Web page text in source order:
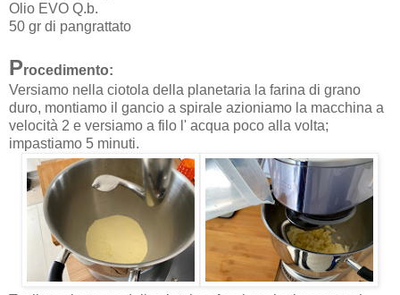
Olio EVO Q.b.
50 gr di pangrattato
Procedimento:
Versiamo nella ciotola della planetaria la farina di grano
duro, montiamo il gancio a spirale azioniamo la macchina a
velocità 2 e versiamo a filo l' acqua poco alla volta;
impastiamo 5 minuti.